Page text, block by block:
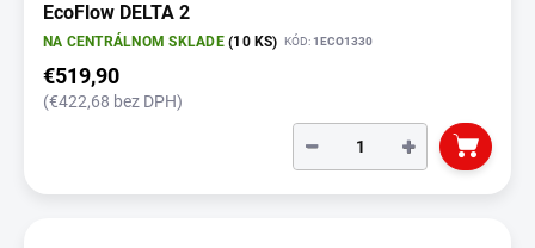
EcoFlow DELTA 2
NA CENTRÁLNOM SKLADE(10 KS) KÓD:1ECO1330
€519,90
(€422,68 bez DPH)
+
−